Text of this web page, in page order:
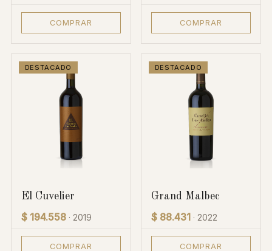
COMPRAR COMPRAR
DESTACADO
El Cuvelier
$ 194.558 · 2019
COMPRAR
DESTACADO
Grand Malbec
$ 88.431 · 2022
COMPRAR